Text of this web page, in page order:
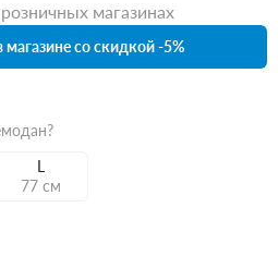
магазинах
магазине со скидкой -5%
L
77 см